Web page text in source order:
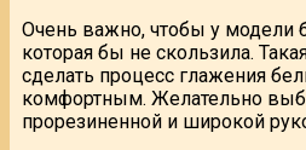
Очень важно, чтобы у модели
которая бы не скользила.
сделать процесс глажения
комфортным. Желательно
прорезиненной и широкой